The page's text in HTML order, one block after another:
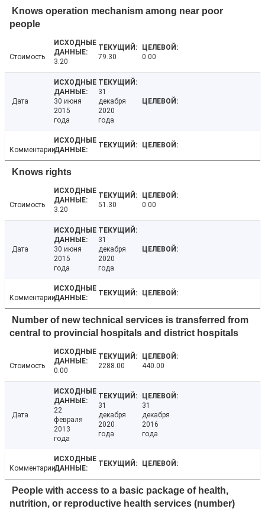
Knows operation mechanism among near poor
people
Стоимость
3.20
79.30 0.00
Дата
30 июня
2015
года
31
декабря
2020
года
Комментарии
Knows rights
Стоимость
3.20
51.30 0.00
Дата
30 июня
2015
года
31
декабря
2020
года
Комментарии
Number of new technical services is transferred from
central to provincial hospitals and district hospitals
Стоимость
0.00
2288.00 440.00
Дата
22
февраля
2013
года
31
декабря
2020
года
31
декабря
2016
года
Комментарии
People with access to a basic package of health,
nutrition, or reproductive health services (number)